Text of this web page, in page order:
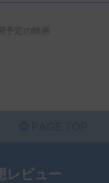
予定の映画
レビュー